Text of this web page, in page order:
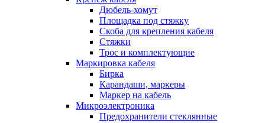
Дюбель-хомут
Площадка под стяжку
Скоба для крепления кабеля
Стяжки
Трос и комплектующие
Маркировка кабеля
Бирка
Карандаши, маркеры
Маркер на кабель
Микроэлектроника
Предохранители стеклянные